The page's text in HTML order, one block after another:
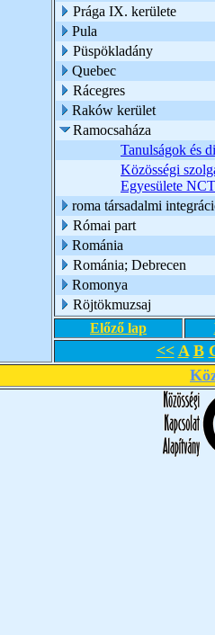
Prága IX. kerülete
Pula
Püspökladány
Quebec
Rácegres
Raków kerület
Ramocsaháza
Tanulságok és
Közösségi
Egyesülete
roma társadalmi
Római part
Románia
Románia; Debrecen
Romonya
Röjtökmuzsaj
Előző lap
<< A B